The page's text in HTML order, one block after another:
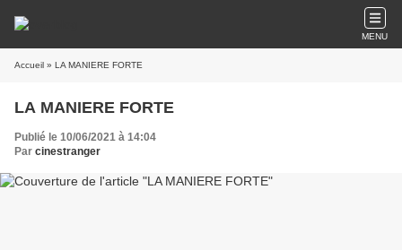
MENU
Accueil » LA MANIERE FORTE
LA MANIERE FORTE
Publié le 10/06/2021 à 14:04
Par cinestranger